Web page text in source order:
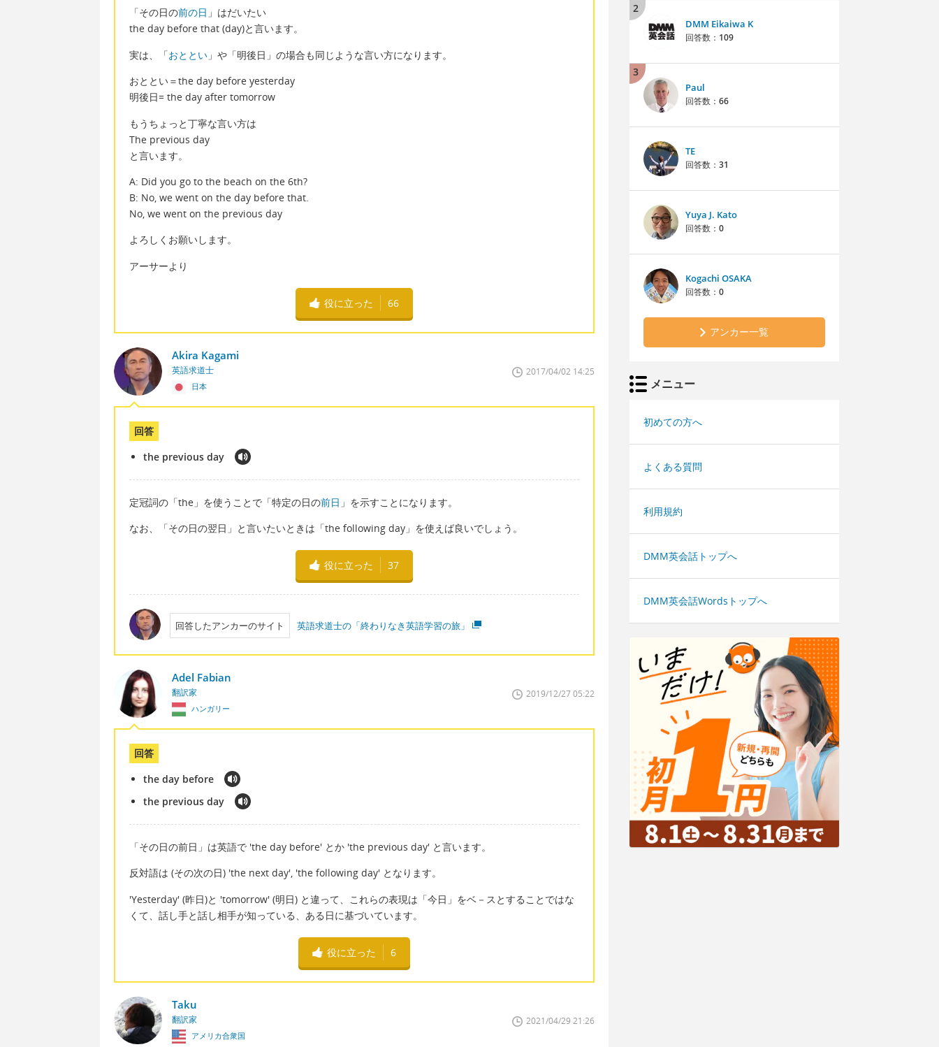
「その日の前の日 」はだいたい
the day before that (day)と言います。
実は、「おととい 」や「明後日」の場合も同じような言い方になります。
おととい＝the day before yesterday
明後日= the day after tomorrow
もうちょっと丁寧な言い方は
The previous day
と言います。
A: Did you go to the beach on the 6th?
B: No, we went on the day before that.
No, we went on the previous day
よろしくお願いします。
アーサーより
役に立った 66
Akira Kagami
英語求道士
日本
2017/04/02 14:25
回答
the previous day
定冠詞の「the」を使うことで「特定の日の前日 」を示すことになります。
なお、「その日の翌日」と言いたいときは「the following day」を使えば良いでしょう。
役に立った 37
回答したアンカーのサイト 英語求道士の「終わりなき英語学習の旅」
Adel Fabian
翻訳家
ハンガリー
2019/12/27 05:22
回答
the day before
the previous day
「その日の前日」は英語で 'the day before' とか 'the previous day' と言います。
反対語は (その次の日) 'the next day', 'the following day' となります。
'Yesterday' (昨日)と 'tomorrow' (明日) と違って、これらの表現は「今日」をベ－スとすることではな
くて、話し手と話し相手が知っている、ある日に基づいています。
役に立った 6
Taku
翻訳家
アメリカ合衆国
2021/04/29 21:26
2
DMM Eikaiwa K
回答数： 109
3
Paul
回答数： 66
TE
回答数： 31
Yuya J. Kato
回答数： 0
Kogachi OSAKA
回答数： 0
アンカー一覧
メニュー
初めての方へ
よくある質問
利用規約
DMM英会話トップへ
DMM英会話Wordsトップへ